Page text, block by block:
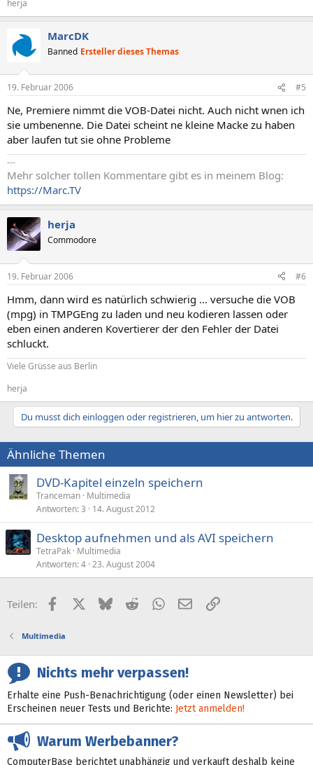
herja
MarcDK
Banned Ersteller dieses Themas
19. Februar 2006 #5
Ne, Premiere nimmt die VOB-Datei nicht. Auch nicht wnen ich
sie umbenenne. Die Datei scheint ne kleine Macke zu haben
aber laufen tut sie ohne Probleme
---
Mehr solcher tollen Kommentare gibt es in meinem Blog:
https://Marc.TV
herja
Commodore
19. Februar 2006 #6
Hmm, dann wird es natürlich schwierig ... versuche die VOB
(mpg) in TMPGEng zu laden und neu kodieren lassen oder
eben einen anderen Kovertierer der den Fehler der Datei
schluckt.
Viele Grüsse aus Berlin
herja
Du musst dich einloggen oder registrieren, um hier zu antworten.
Ähnliche Themen
DVD-Kapitel einzeln speichern
Tranceman Multimedia
Antworten 3 14. August 2012
Desktop aufnehmen und als AVI speichern
TetraPak Multimedia
Antworten 4 23. August 2004
Teilen: FacebookX (Twitter)
BlueskyRedditWhatsApp
E-MailLink
Multimedia
Nichts mehr verpassen!
Erhalte eine Push-Benachrichtigung (oder einen Newsletter) bei
Erscheinen neuer Tests und Berichte: Jetzt anmelden!
Warum Werbebanner?
ComputerBase berichtet unabhängig und verkauft deshalb keine